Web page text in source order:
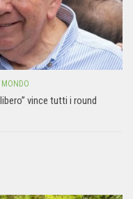
MONDO
vince tutti i round